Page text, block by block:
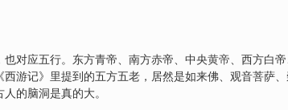
对应五行。东方青帝、南方赤帝、中央黄帝 、西方白
游记》里提到的五方五老，居然是如来佛、观音菩萨
的脑洞是真的大。